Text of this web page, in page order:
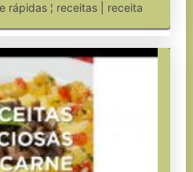
rápidas ¦ receitas | receita